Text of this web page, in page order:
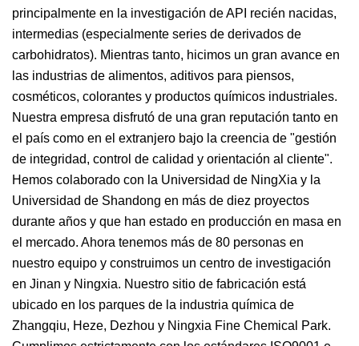
principalmente en la investigación de API recién nacidas,
intermedias (especialmente series de derivados de
carbohidratos). Mientras tanto, hicimos un gran avance en
las industrias de alimentos, aditivos para piensos,
cosméticos, colorantes y productos químicos industriales.
Nuestra empresa disfrutó de una gran reputación tanto en
el país como en el extranjero bajo la creencia de "gestión
de integridad, control de calidad y orientación al cliente".
Hemos colaborado con la Universidad de NingXia y la
Universidad de Shandong en más de diez proyectos
durante años y que han estado en producción en masa en
el mercado. Ahora tenemos más de 80 personas en
nuestro equipo y construimos un centro de investigación
en Jinan y Ningxia. Nuestro sitio de fabricación está
ubicado en los parques de la industria química de
Zhangqiu, Heze, Dezhou y Ningxia Fine Chemical Park.